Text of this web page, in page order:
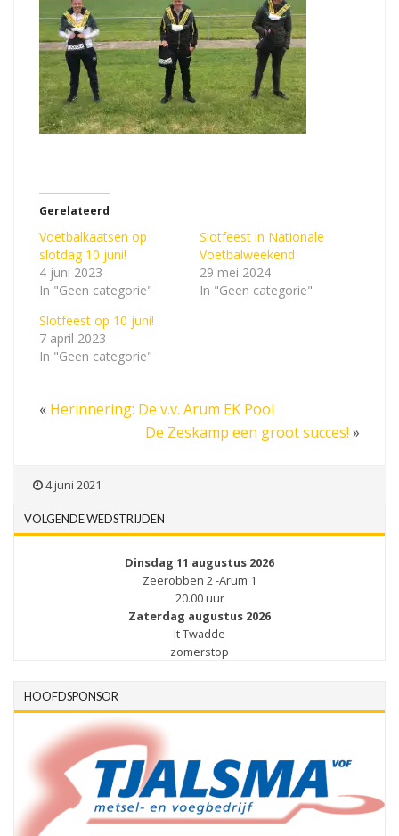
Gerelateerd
Voetbalkaatsen op
slotdag 10 juni!
4 juni 2023
In "Geen categorie"
Slotfeest in Nationale
Voetbalweekend
29 mei 2024
In "Geen categorie"
Slotfeest op 10 juni!
7 april 2023
In "Geen categorie"
« Herinnering: De v.v. Arum EK Pool
De Zeskamp een groot succes! »
4 juni 2021
VOLGENDE WEDSTRIJDEN
Dinsdag 11 augustus 2026
Zeerobben 2 -Arum 1
20.00 uur
Zaterdag augustus 2026
It Twadde
zomerstop
HOOFDSPONSOR